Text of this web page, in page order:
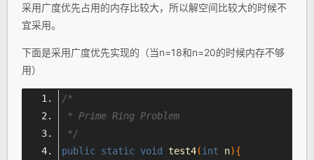
采用广度优先占用的内存比较大，所以解空间比较大的时候不
宜采用。
下面是采用广度优先实现的（当n=18和n=20的时候内存不够
用）
/*
* Prime Ring Problem
*/
public static void test4(int n){